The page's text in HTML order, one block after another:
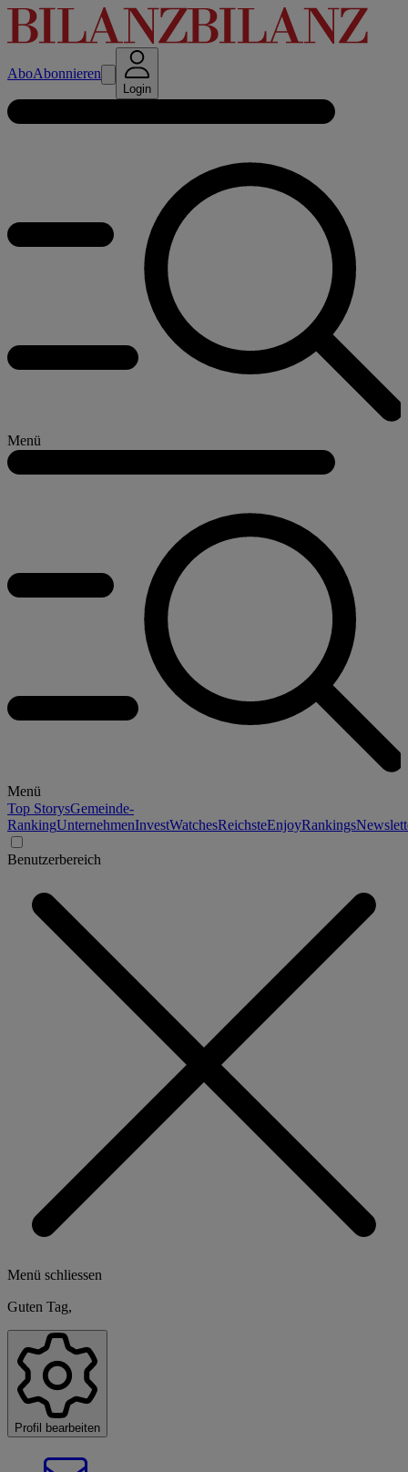
AboAbonnieren
Login
Menü
Menü
Top StorysGemeinde-
RankingUnternehmenInvestWatchesReichsteEnjoyRankings
Benutzerbereich
Menü schliessen
Guten Tag,
Profil bearbeiten